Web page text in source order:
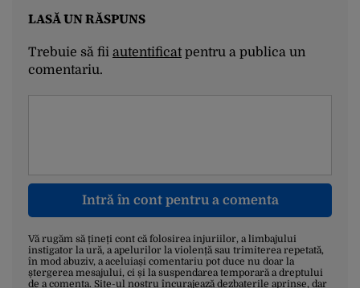
LASĂ UN RĂSPUNS
Trebuie să fii autentificatpentru a publica un
comentariu.
Intră în cont pentru a comenta
Vă rugăm să țineți cont că folosirea injuriilor, a limbajului
instigator la ură, a apelurilor la violență sau trimiterea repetată,
în mod abuziv, a aceluiași comentariu pot duce nu doar la
ștergerea mesajului, ci și la suspendarea temporară a dreptului
de a comenta. Site-ul nostru încurajează dezbaterile aprinse, dar